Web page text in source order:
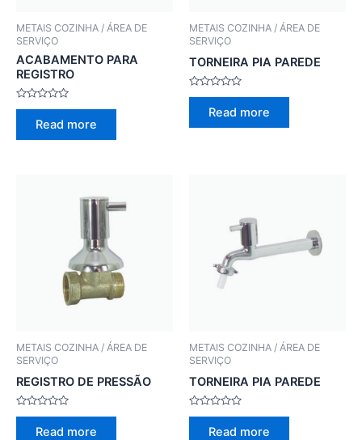
METAIS COZINHA / ÁREA DE
SERVIÇO
ACABAMENTO PARA
REGISTRO
Rated
Read more
METAIS COZINHA / ÁREA DE
SERVIÇO
TORNEIRA PIA PAREDE
Rated
Read more
METAIS COZINHA / ÁREA DE
SERVIÇO
REGISTRO DE PRESSÃO
Rated
Read more
METAIS COZINHA / ÁREA DE
SERVIÇO
TORNEIRA PIA PAREDE
Rated
Read more